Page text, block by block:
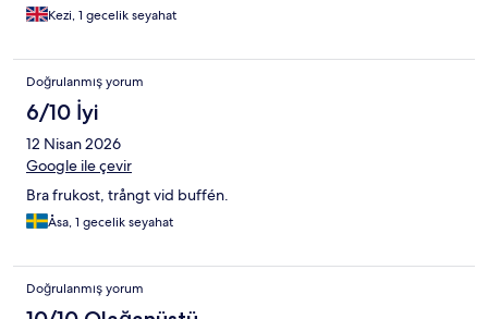
Kezi, 1 gecelik seyahat
Doğrulanmış yorum
6/10 İyi
12 Nisan 2026
Google ile çevir
Bra frukost, trångt vid buffén.
Åsa, 1 gecelik seyahat
Doğrulanmış yorum